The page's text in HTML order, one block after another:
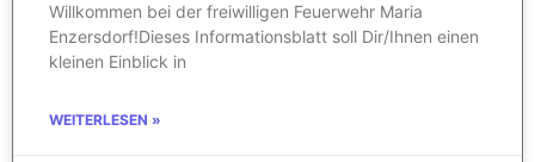
Willkommen bei der freiwilligen Feuerwehr Maria
Enzersdorf!Dieses Informationsblatt soll Dir/Ihnen einen
kleinen Einblick in
WEITERLESEN »